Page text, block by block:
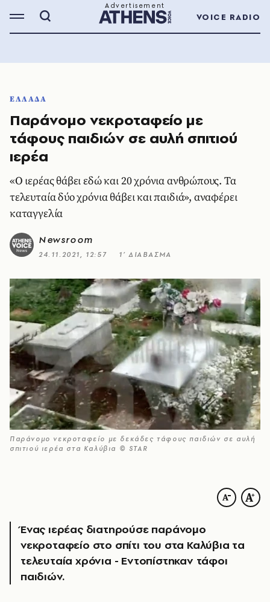
VOICE RADIO
ΕΛΛΑΔΑ
Παράνομο νεκροταφείο με
τάφους παιδιών σε αυλή σπιτιού
ιερέα
«Ο ιερέας θάβει εδώ και 20 χρόνια ανθρώπους. Τα
τελευταία δύο χρόνια θάβει και παιδιά», αναφέρει
καταγγελία
Newsroom
24.11.2021, 12:57 1’ ΔΙΑΒΑΣΜΑ
Παράνομο νεκροταφείο με δεκάδες τάφους παιδιών σε αυλή
σπιτιού ιερέα στα Καλύβια © STAR
Ένας ιερέας διατηρούσε παράνομο
νεκροταφείο στο σπίτι του στα Καλύβια τα
τελευταία χρόνια - Εντοπίστηκαν τάφοι
παιδιών.